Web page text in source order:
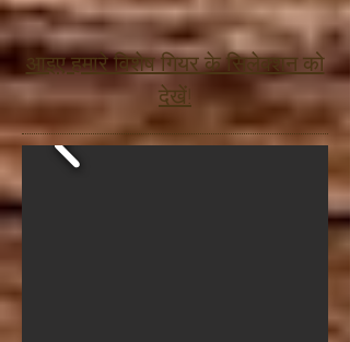
आइए हमारे विशेष गियर के सिलेक्शन को
देखें!